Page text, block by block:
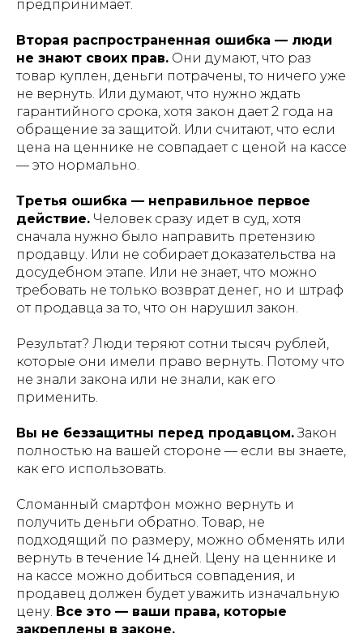
предпринимает.
Вторая распространенная ошибка — люди
не знают своих прав. Они думают, что раз
товар куплен, деньги потрачены, то ничего уже
не вернуть. Или думают, что нужно ждать
гарантийного срока, хотя закон дает 2 года на
обращение за защитой. Или считают, что если
цена на ценнике не совпадает с ценой на кассе
— это нормально.
Третья ошибка — неправильное первое
действие. Человек сразу идет в суд, хотя
сначала нужно было направить претензию
продавцу. Или не собирает доказательства на
досудебном этапе. Или не знает, что можно
требовать не только возврат денег, но и штраф
от продавца за то, что он нарушил закон.
Результат? Люди теряют сотни тысяч рублей,
которые они имели право вернуть. Потому что
не знали закона или не знали, как его
применить.
Вы не беззащитны перед продавцом.Закон
полностью на вашей стороне — если вы знаете,
как его использовать.
Сломанный смартфон можно вернуть и
получить деньги обратно. Товар, не
подходящий по размеру, можно обменять или
вернуть в течение 14 дней. Цену на ценнике и
на кассе можно добиться совпадения, и
продавец должен будет уважить изначальную
цену. Все это — ваши права, которые
закреплены в законе.